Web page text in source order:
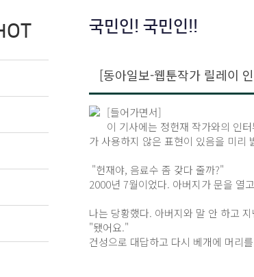
국민인! 국민인!!
[동아일보-웹툰작가 릴레이
[들어가면서]
이 기사에는 정헌재 작가와의 인
가 사용하지 않은 표현이 있음을 미리
"헌재야, 음료수 좀 갖다 줄까?"
2000년 7월이었다. 아버지가 문을 열
나는 당황했다. 아버지와 말 안 하고
"됐어요."
건성으로 대답하고 다시 베개에 머리